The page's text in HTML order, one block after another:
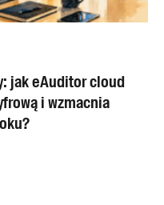
jak eAuditor cloud
i wzmacnia